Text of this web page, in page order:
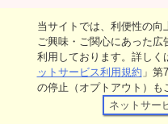
当サイトでは、利便性の
ご興味・ご関心にあった
利用しております。詳しく
ットサービス利用規約 」
の停止（オプトアウト）も
ネットサー